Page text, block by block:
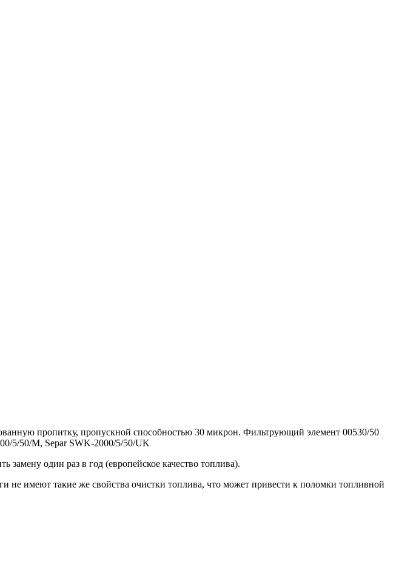
пропитку, пропускной способностью 30 микрон. Фильтрующий элемент 00530/50
5/50/М, Separ SWK-2000/5/50/UK
замену один раз в год (европейское качество топлива).
не имеют такие же свойства очистки топлива, что может привести к поломки топливной